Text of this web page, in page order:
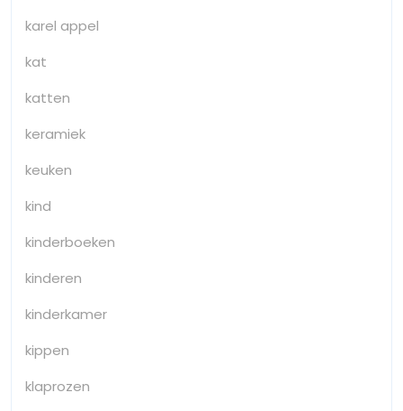
karel appel
kat
katten
keramiek
keuken
kind
kinderboeken
kinderen
kinderkamer
kippen
klaprozen